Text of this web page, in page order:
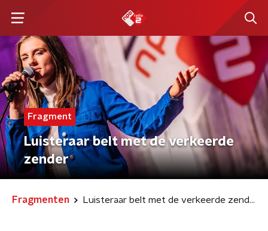
Fragment
Luisteraar belt met de verkeerde
zender
Fragmenten Luisteraar belt met de verkeerde zender